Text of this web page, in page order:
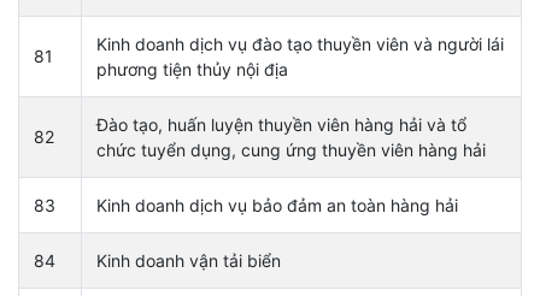
81
Kinh doanh dịch vụ đào tạo thuyền viên và người lái
phương tiện thủy nội địa
82
Đào tạo, huấn luyện thuyền viên hàng hải và tổ
chức tuyển dụng, cung ứng thuyền viên hàng hải
83 Kinh doanh dịch vụ bảo đảm an toàn hàng hải
84 Kinh doanh vận tải biển